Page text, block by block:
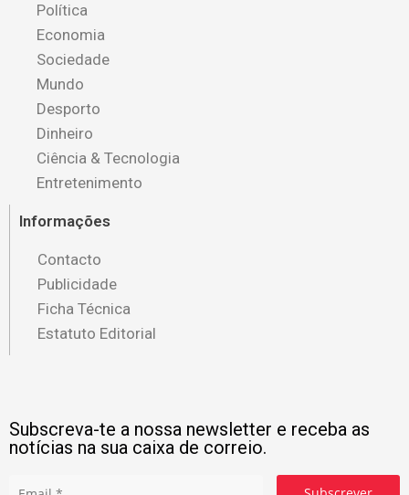
Política
Economia
Sociedade
Mundo
Desporto
Dinheiro
Ciência & Tecnologia
Entretenimento
Informações
Contacto
Publicidade
Ficha Técnica
Estatuto Editorial
Subscreva-te a nossa newsletter e receba as
notícias na sua caixa de correio.